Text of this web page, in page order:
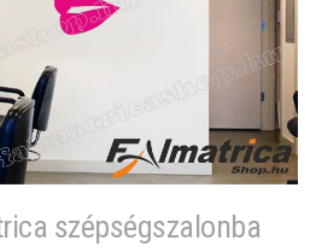
szépségszalonba